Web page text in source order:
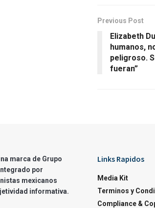
Previous Post
Elizabeth
humanos,
peligroso.
fueran”
marca de Grupo
por
mexicanos
informativa.
Links Rapidos
Media Kit
Terminos y
Compliance &